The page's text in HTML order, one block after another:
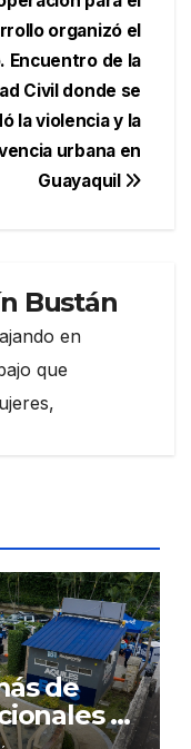
organizó el
Encuentro de la
Civil donde se
la violencia y la
urbana en
Guayaquil
Bustán
en
que
de
a